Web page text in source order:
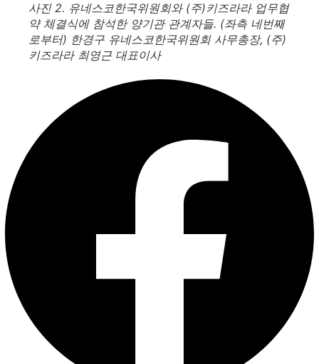
사진 2. 유네스코한국위원회와 (주)키즈라라 업무협
약 체결식에 참석한 양기관 관계자들. (좌측 네번째
로부터) 한경구 유네스코한국위원회 사무총장, (주)
키즈라라 최영근 대표이사